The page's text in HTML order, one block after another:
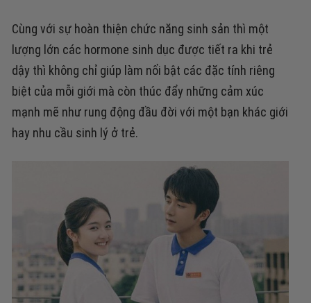
Cùng với sự hoàn thiện chức năng sinh sản thì một
lượng lớn các hormone sinh dục được tiết ra khi trẻ
dậy thì không chỉ giúp làm nổi bật các đặc tính riêng
biệt của mỗi giới mà còn thúc đẩy những cảm xúc
mạnh mẽ như rung động đầu đời với một bạn khác giới
hay nhu cầu sinh lý ở trẻ.